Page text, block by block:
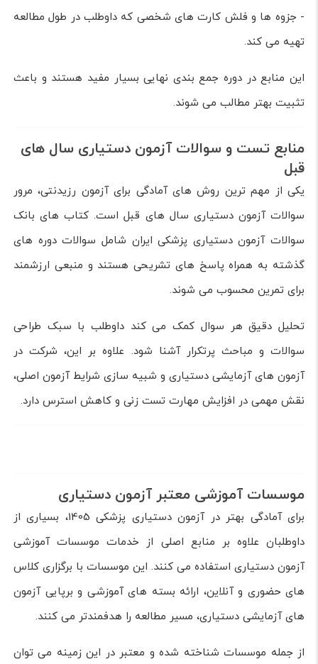
- جزوه ها و فلش کارت های شخصی که داوطلب در طول مطالعه
تهیه می کند.
این منابع در دوره جمع بندی نهایی بسیار مفید هستند و باعث
تثبیت بهتر مطالب می شوند.
منابع تست و سوالات آزمون دستیاری سال های
قبل
یکی از مهم ترین روش های آمادگی برای آزمون رزیدنتی، مرور
سوالات آزمون دستیاری سال های قبل است. کتاب های بانک
سوالات آزمون دستیاری پزشکی ایران شامل سوالات دوره های
گذشته به همراه پاسخ های تشریحی هستند و منبعی ارزشمند
برای تمرین محسوب می شوند.
تحلیل دقیق هر سوال کمک می کند داوطلب با سبک طراحی
سوالات و مباحث پرتکرار آشنا شود. علاوه بر این، شرکت در
آزمون های آزمایشی دستیاری و شبیه سازی شرایط آزمون اصلی،
نقش مهمی در افزایش مهارت تست زنی و کاهش استرس دارد.
موسسات آموزشی معتبر آزمون دستیاری
برای آمادگی بهتر در آزمون دستیاری پزشکی 1405، بسیاری از
داوطلبان علاوه بر منابع اصلی از خدمات موسسات آموزشی
آزمون دستیاری استفاده می کنند. این موسسات با برگزاری کلاس
های حضوری و آنلاین، ارائه بسته های آموزشی و برپایی آزمون
های آزمایشی دستیاری، مسیر مطالعه را هدفمندتر می کنند.
از جمله موسسات شناخته شده و معتبر در این زمینه می توان